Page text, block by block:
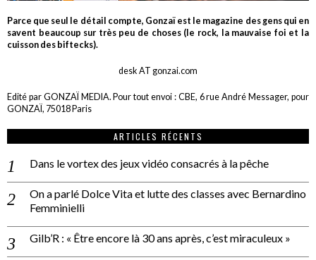
Parce que seul le détail compte, Gonzaï est le magazine des gens qui en
savent beaucoup sur très peu de choses (le rock, la mauvaise foi et la
cuisson des biftecks).
desk AT gonzai.com
Edité par GONZAÏ MEDIA. Pour tout envoi : CBE, 6 rue André Messager, pour
GONZAÏ, 75018 Paris
ARTICLES RÉCENTS
Dans le vortex des jeux vidéo consacrés à la pêche
On a parlé Dolce Vita et lutte des classes avec Bernardino
Femminielli
Gilb’R : « Être encore là 30 ans après, c’est miraculeux »